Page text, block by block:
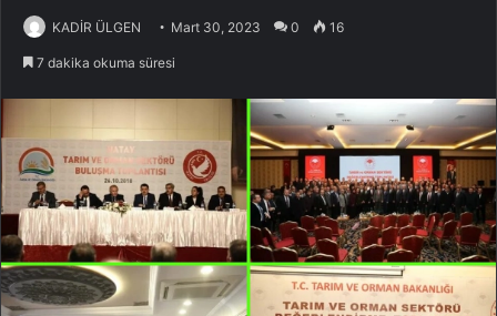
KADİR ÜLGEN Mart 30, 2023 0 16
7 dakika okuma süresi